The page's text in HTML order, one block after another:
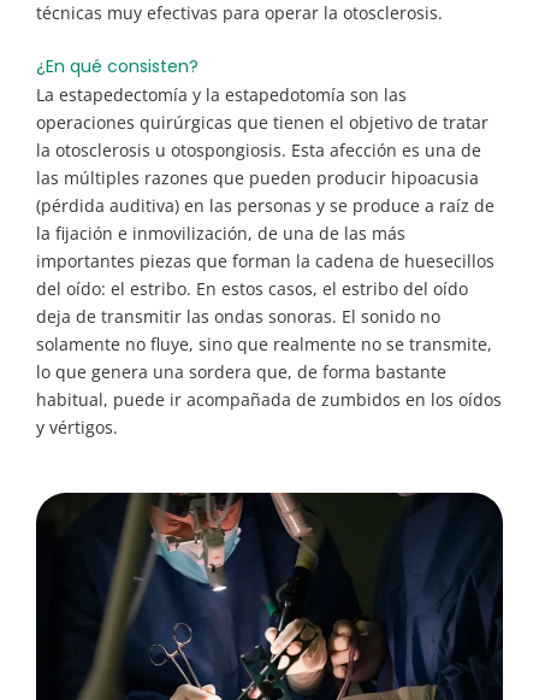
técnicas muy efectivas para operar la otosclerosis.
¿En qué consisten?
La estapedectomía y la estapedotomía son las
operaciones quirúrgicas que tienen el objetivo de tratar
la otosclerosis u otospongiosis. Esta afección es una de
las múltiples razones que pueden producir hipoacusia
(pérdida auditiva) en las personas y se produce a raíz de
la fijación e inmovilización, de una de las más
importantes piezas que forman la cadena de huesecillos
del oído: el estribo. En estos casos, el estribo del oído
deja de transmitir las ondas sonoras. El sonido no
solamente no fluye, sino que realmente no se transmite,
lo que genera una sordera que, de forma bastante
habitual, puede ir acompañada de zumbidos en los oídos
y vértigos.